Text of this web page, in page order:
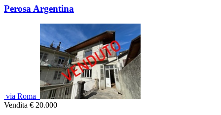
Perosa Argentina
via Roma
Vendita € 20.000